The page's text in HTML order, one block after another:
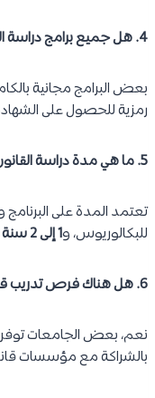
4. هل جميع برامج دراسة القانون عن بعد مجانية بالكامل؟
بعض البرامج مجانية
رمزية للحصول على الشهادة
5. ما هي مدة دراسة القانون عن بعد؟
تعتمد المدة على
للبكالوريوس، و1 إلى 2 سنة
6. هل هناك فرص تدريب قانوني بعد الدراسة عن بعد؟
نعم، بعض الجامعات توفر
بالشراكة مع مؤسسات